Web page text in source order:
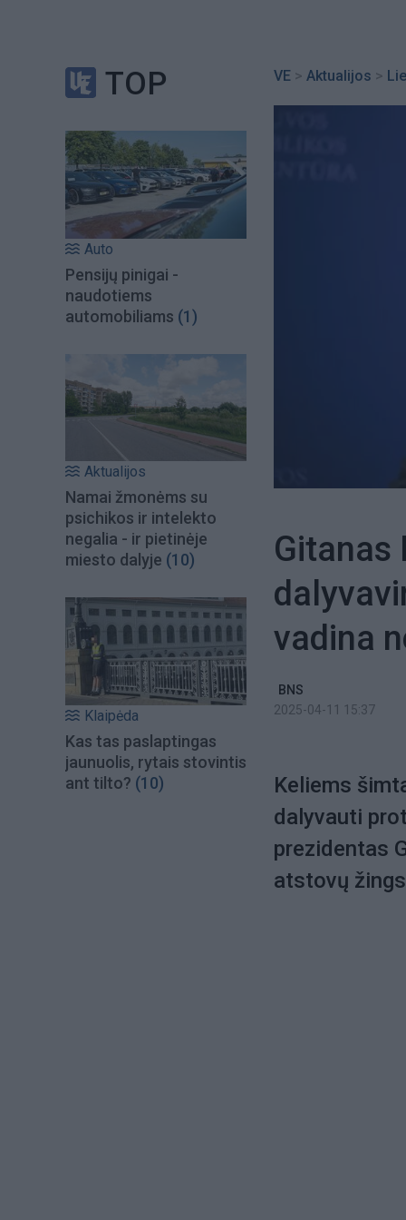
TOP
Auto
Pensijų pinigai -
naudotiems
automobiliams (1)
Aktualijos
Namai žmonėms su
psichikos ir intelekto
negalia - ir pietinėje
miesto dalyje (10)
Klaipėda
Kas tas paslaptingas
jaunuolis, rytais stovintis
ant tilto? (10)
VE > Aktualijos >
Gitanas
vadina
BNS
2025-04-11 15:37
Keliems
dalyvauti
prezidentas
atstovų